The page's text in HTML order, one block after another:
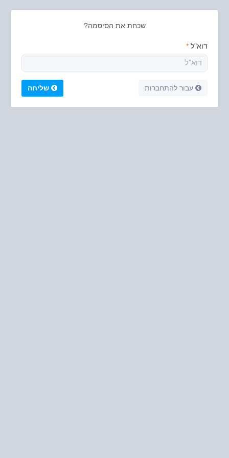
שכחת את הסיסמה?
דוא"ל*
עבור להתחברות שליחה